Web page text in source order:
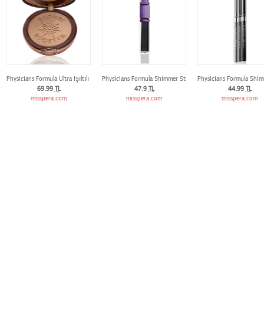
Physicians Formula Ultra Işıltılı Sıkıştırılmış Bronz Pudra - Koyu
69.99 TL
misspera.com
Physicians Formula Shimmer Stirps Mascara Duo Brown Eyes
47.9 TL
misspera.com
Physicians Formula
44.99 TL
misspera.com